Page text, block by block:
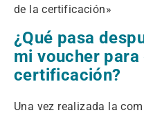
de la certificación»
¿Qué pasa
mi voucher para
certificación?
Una vez realizada la